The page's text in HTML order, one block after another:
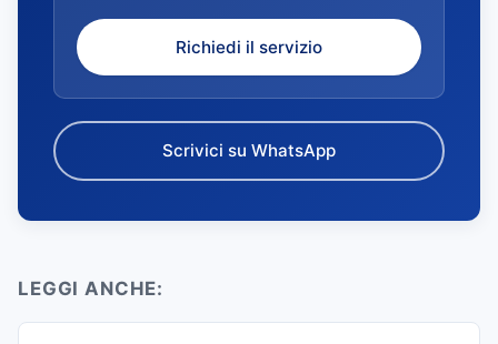
Richiedi il servizio
Scrivici su WhatsApp
LEGGI ANCHE: